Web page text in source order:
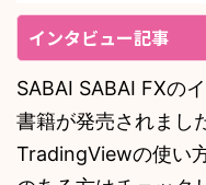
インタビュー記事
SABAI SABAI FXの
書籍が発売されまし
TradingViewの使い